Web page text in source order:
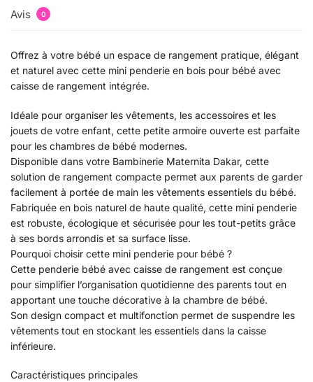
Avis 0
Offrez à votre bébé un espace de rangement pratique, élégant
et naturel avec cette mini penderie en bois pour bébé avec
caisse de rangement intégrée.
Idéale pour organiser les vêtements, les accessoires et les
jouets de votre enfant, cette petite armoire ouverte est parfaite
pour les chambres de bébé modernes.
Disponible dans votre Bambinerie Maternita Dakar, cette
solution de rangement compacte permet aux parents de garder
facilement à portée de main les vêtements essentiels du bébé.
Fabriquée en bois naturel de haute qualité, cette mini penderie
est robuste, écologique et sécurisée pour les tout-petits grâce
à ses bords arrondis et sa surface lisse.
Pourquoi choisir cette mini penderie pour bébé ?
Cette penderie bébé avec caisse de rangement est conçue
pour simplifier l’organisation quotidienne des parents tout en
apportant une touche décorative à la chambre de bébé.
Son design compact et multifonction permet de suspendre les
vêtements tout en stockant les essentiels dans la caisse
inférieure.
Caractéristiques principales